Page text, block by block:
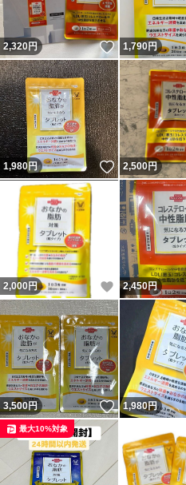
2,320円 いいね！
1,790円
1,980円 いいね！
2,500円
2,000 円 いいね！
2,450円
3,500円 いいね！
1,980円
最大10%対象